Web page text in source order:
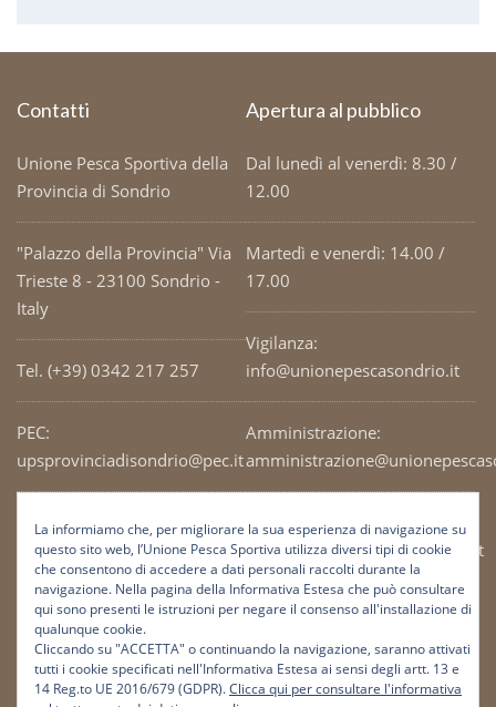
Contatti
Unione Pesca Sportiva della
Provincia di Sondrio
"Palazzo della Provincia" Via
Trieste 8 - 23100 Sondrio -
Italy
Tel. (+39) 0342 217 257
PEC:
upsprovinciadisondrio@pec.it
Codice Fiscale: 93003690141
Apertura al pubblico
Dal lunedì al venerdì: 8.30 /
12.00
Martedì e venerdì: 14.00 /
17.00
Vigilanza:
info@unionepescasondrio.it
Amministrazione:
Ufficio tecnico:
tecnico@unionepescasondrio.it
Informazioni:
info@unionepescasondrio.it
La informiamo che, per migliorare la sua esperienza di navigazione su
questo sito web, l’Unione Pesca Sportiva utilizza diversi tipi di cookie
che consentono di accedere a dati personali raccolti durante la
navigazione. Nella pagina della Informativa Estesa che può consultare
qui sono presenti le istruzioni per negare il consenso all'installazione di
qualunque cookie.
Cliccando su "ACCETTA" o continuando la navigazione, saranno attivati
tutti i cookie specificati nell'Informativa Estesa ai sensi degli artt. 13 e
14 Reg.to UE 2016/679 (GDPR).Clicca qui per consultare l'informativa